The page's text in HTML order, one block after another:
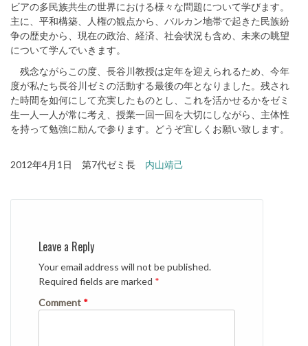
ビアの多民族共生の世界における様々な問題について学びます。
主に、平和構築、人権の観点から、バルカン地帯で起きた民族紛
争の歴史から、現在の政治、経済、社会状況も含め、未来の眺望
について学んでいきます。
残念ながらこの度、長谷川教授は定年を迎えられるため、今年
度が私たち長谷川ゼミの活動する最後の年となりました。残され
た時間を如何にして充実したものとし、これを活かせるかをゼミ
生一人一人が常に考え、授業一回一回を大切にしながら、主体性
を持って勉強に励んで参ります。どうぞ宜しくお願い致します。
2012年4月1日 第7代ゼミ長 内山靖己
Leave a Reply
Your email address will not be published.
Required fields are marked *
Comment *